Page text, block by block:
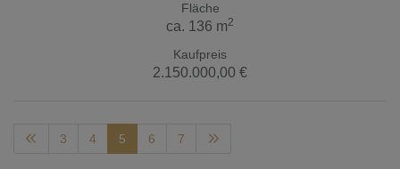
Fläche
ca. 136 m2
Kaufpreis
2.150.000,00 €
3 4 5 6 7